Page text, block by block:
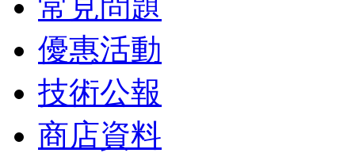
優惠活動
技術公報
商店資料